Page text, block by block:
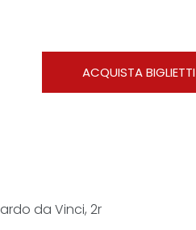
ACQUISTA BIGLIETTI
da Vinci, 2r